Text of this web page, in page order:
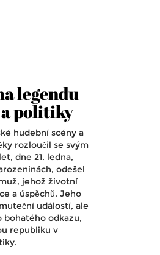
legendu
a politiky
hudební scény a
rozloučil se svým
dne 21. ledna,
odešel
jehož životní
a úspěchů. Jeho
událostí, ale
odkazu,
republiku v